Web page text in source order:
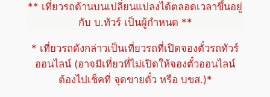
** เที่ยวรถด้านบนเปลี่ยนแปลงได้ตลอดเวลาขึ้นอยู่
กับ บ.ทัวร์ เป็นผู้กำหนด **
* เที่ยวรถดังกล่าวเป็นเที่ยวรถที่เปิดจองตั๋วรถทัวร์
ออนไลน์ (อาจมีเที่ยวที่ไม่เปิดให้จองตั๋วออนไลน์
ต้องไปเช็คที่ จุดขายตั๋ว หรือ บขส.)*